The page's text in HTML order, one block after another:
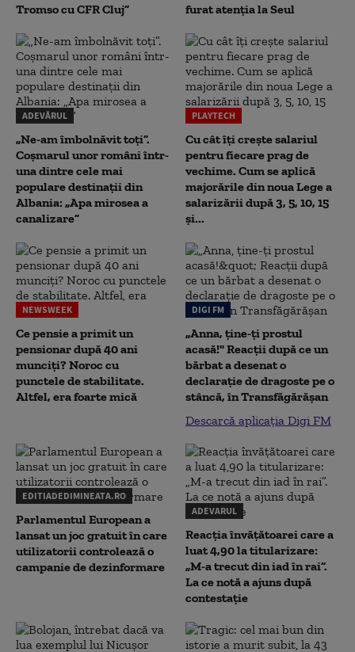
Tromso cu CFR Cluj”
furat atenția la Seul
ADEVĂRUL
„Ne-am îmbolnăvit toți”.
Coșmarul unor români într-
una dintre cele mai
populare destinații din
Albania: „Apa mirosea a
canalizare”
PLAYTECH
Cu cât îți crește salariul
pentru fiecare prag de
vechime. Cum se aplică
majorările din noua Lege a
salarizării după 3, 5, 10, 15
și...
NEWSWEEK
Ce pensie a primit un
pensionar după 40 ani
munciți? Noroc cu
punctele de stabilitate.
Altfel, era foarte mică
DIGI FM
„Anna, ţine-ţi prostul
acasă!" Reacţii după ce un
bărbat a desenat o
declaraţie de dragoste pe o
stâncă, în Transfăgărăşan
Descarcă aplicația Digi FM
EDITIADEDIMINEATA.RO
Parlamentul European a
lansat un joc gratuit în care
utilizatorii controlează o
campanie de dezinformare
ADEVARUL
Reacția învățătoarei care a
luat 4,90 la titularizare:
„M-a trecut din iad în rai”.
La ce notă a ajuns după
contestație